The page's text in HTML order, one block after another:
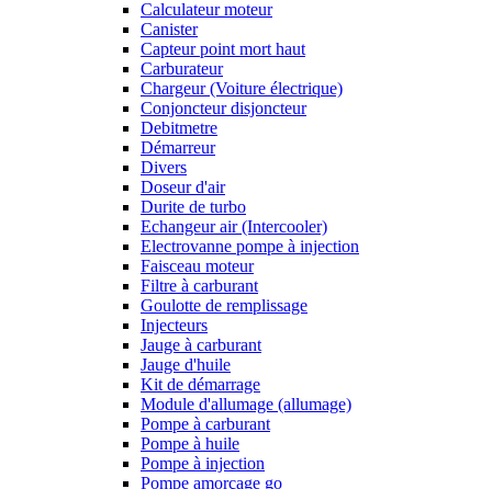
Calculateur moteur
Canister
Capteur point mort haut
Carburateur
Chargeur (Voiture électrique)
Conjoncteur disjoncteur
Debitmetre
Démarreur
Divers
Doseur d'air
Durite de turbo
Echangeur air (Intercooler)
Electrovanne pompe à injection
Faisceau moteur
Filtre à carburant
Goulotte de remplissage
Injecteurs
Jauge à carburant
Jauge d'huile
Kit de démarrage
Module d'allumage (allumage)
Pompe à carburant
Pompe à huile
Pompe à injection
Pompe amorçage go